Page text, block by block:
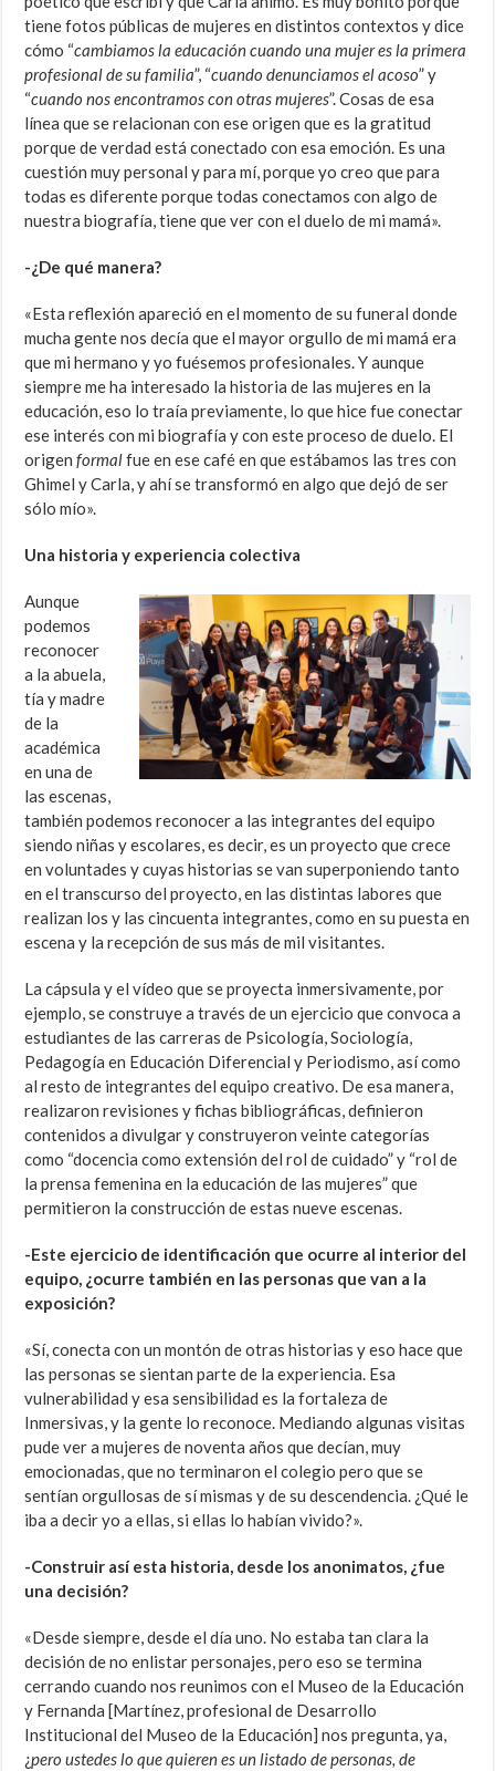
tiene fotos públicas de mujeres en distintos contextos y dice
cómo “cambiamos la educación cuando una mujer es la primera
profesional de su familia”, “cuando denunciamos el acoso” y
“cuando nos encontramos con otras mujeres”. Cosas de esa
línea que se relacionan con ese origen que es la gratitud
porque de verdad está conectado con esa emoción. Es una
cuestión muy personal y para mí, porque yo creo que para
todas es diferente porque todas conectamos con algo de
nuestra biografía, tiene que ver con el duelo de mi mamá».
-¿De qué manera?
«Esta reflexión apareció en el momento de su funeral donde
mucha gente nos decía que el mayor orgullo de mi mamá era
que mi hermano y yo fuésemos profesionales. Y aunque
siempre me ha interesado la historia de las mujeres en la
educación, eso lo traía previamente, lo que hice fue conectar
ese interés con mi biografía y con este proceso de duelo. El
origenformalfue en ese café en que estábamos las tres con
Ghimel y Carla, y ahí se transformó en algo que dejó de ser
sólo mío».
Una historia y experiencia colectiva
Aunque
podemos
reconocer
a la abuela,
tía y madre
de la
académica
en una de
las escenas,
también podemos reconocer a las integrantes del equipo
siendo niñas y escolares, es decir, es un proyecto que crece
en voluntades y cuyas historias se van superponiendo tanto
en el transcurso del proyecto, en las distintas labores que
realizan los y las cincuenta integrantes, como en su puesta en
escena y la recepción de sus más de mil visitantes.
La cápsula y el vídeo que se proyecta inmersivamente, por
ejemplo, se construye a través de un ejercicio que convoca a
estudiantes de las carreras de Psicología, Sociología,
Pedagogía en Educación Diferencial y Periodismo, así como
al resto de integrantes del equipo creativo. De esa manera,
realizaron revisiones y fichas bibliográficas, definieron
contenidos a divulgar y construyeron veinte categorías
como “docencia como extensión del rol de cuidado” y “rol de
la prensa femenina en la educación de las mujeres” que
permitieron la construcción de estas nueve escenas.
-Este ejercicio de identificación que ocurre al interior del
equipo, ¿ocurre también en las personas que van a la
exposición?
«Sí, conecta con un montón de otras historias y eso hace que
las personas se sientan parte de la experiencia. Esa
vulnerabilidad y esa sensibilidad es la fortaleza de
Inmersivas, y la gente lo reconoce. Mediando algunas visitas
pude ver a mujeres de noventa años que decían, muy
emocionadas, que no terminaron el colegio pero que se
sentían orgullosas de sí mismas y de su descendencia. ¿Qué le
iba a decir yo a ellas, si ellas lo habían vivido?».
-Construir así esta historia, desde los anonimatos, ¿fue
una decisión?
«Desde siempre, desde el día uno. No estaba tan clara la
decisión de no enlistar personajes, pero eso se termina
cerrando cuando nos reunimos con el Museo de la Educación
y Fernanda [Martínez, profesional de Desarrollo
Institucional del Museo de la Educación] nos pregunta, ya,
¿pero ustedes lo que quieren es un listado de personas, de